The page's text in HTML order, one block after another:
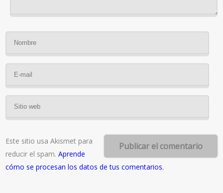
Este sitio usa Akismet para
reducir el spam.Aprende
cómo se procesan los datos de tus comentarios.